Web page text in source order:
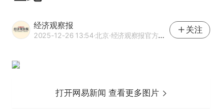
经济观察报
2025-12-26 13:54·北京·经济观察报官方网易号
关注
打开网易新闻 查看更多图片